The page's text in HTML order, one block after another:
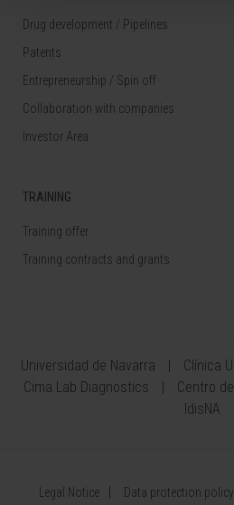
Drug development / Pipelines
Patents
Entrepreneurship / Spin off
Collaboration with companies
Investor Area
TRAINING
Training offer
Training contracts and grants
Universidad de Navarra
Clínica
Cima Lab Diagnostics
Centro
IdisNA
Legal Notice Data protection policy